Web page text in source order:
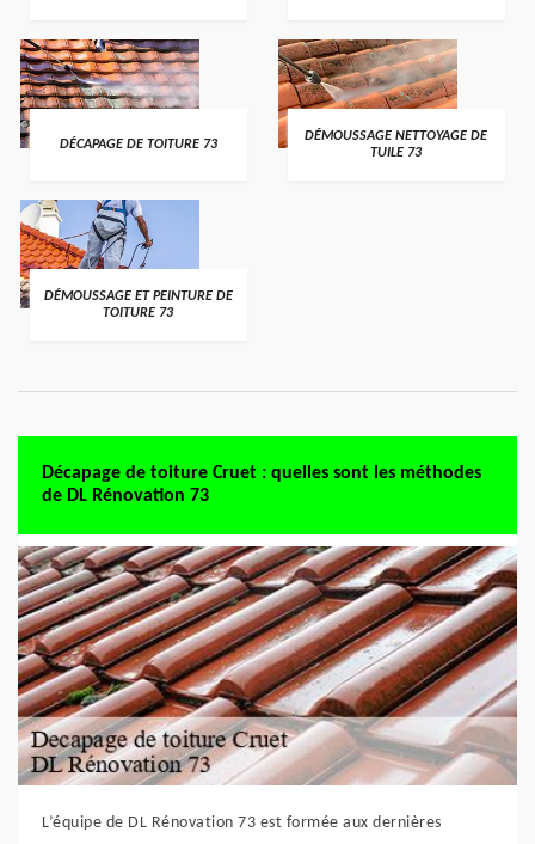
DÉCAPAGE DE TOITURE 73
DÉMOUSSAGE NETTOYAGE DE
TUILE 73
DÉMOUSSAGE ET PEINTURE DE
TOITURE 73
Décapage de toiture Cruet : quelles sont les méthodes
de DL Rénovation 73
L’équipe de DL Rénovation 73 est formée aux dernières